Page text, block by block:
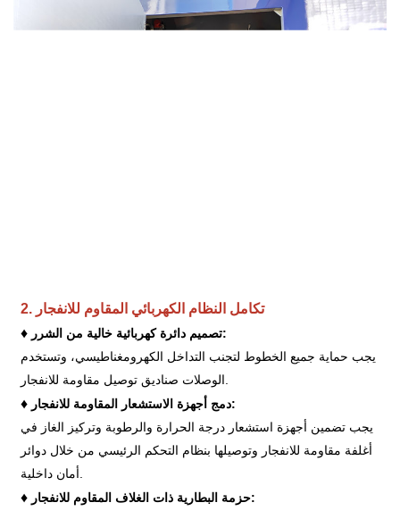
2. تكامل النظام الكهربائي المقاوم للانفجار
♦
تصميم دائرة كهربائية خالية من الشرر:
يجب حماية جميع الخطوط لتجنب التداخل الكهرومغناطيسي، وتستخدم
الوصلات صناديق توصيل مقاومة للانفجار.
♦
دمج أجهزة الاستشعار المقاومة للانفجار:
يجب تضمين أجهزة استشعار درجة الحرارة والرطوبة وتركيز الغاز في
أغلفة مقاومة للانفجار وتوصيلها بنظام التحكم الرئيسي من خلال دوائر
أمان داخلية.
♦ حزمة البطارية ذات الغلاف المقاوم للانفجار: